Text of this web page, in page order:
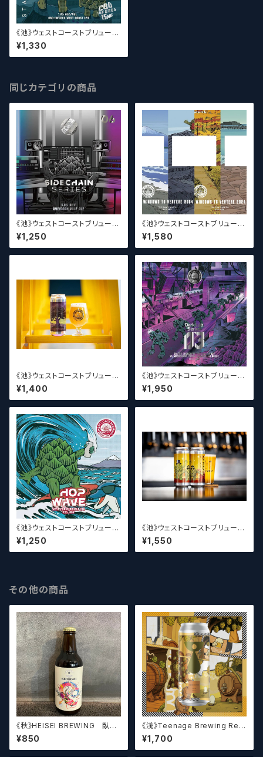
《池》ウェストコーストブリューイ
ング / West Coast ( WCB ) S
tarwatcher CBD【クラフトビー
ル】
¥1,330
同じカテゴリの商品
《池》ウェストコーストブリューイ
ング / West Coast ( WCB ) S
idechain Series 06【クラフト
ビール】
¥1,250
《池》ウェストコーストブリューイ
ング / West Coast ( WCB )
Windows to VERTERE 202
4【クラフトビール】
¥1,580
《池》ウェストコーストブリューイ
ング / West Coast ( WCB ) T
he Lupulin Tree【クラフトビー
ル】
¥1,400
《池》ウェストコーストブリューイ
ング / West Coast ( WCB ) D
ark Lab Series 03【クラフト
ビール】
¥1,950
《池》ウェストコーストブリューイ
ング / West Coast ( WCB ) H
op Wave【クラフトビール】
¥1,250
《池》ウェストコーストブリューイ
ング / West Coast ( WCB )
MONONOKE DANCE【クラフ
トビール】
¥1,550
その他の商品
《秋》HEISEI BREWING 臥龍
長生(がりゅうちょうせい)アメリ
カンペールエール【クラフトビー
ル】
¥850
《浅》Teenage Brewing Res
urrection // レザレクション【ク
ラフトビール】
¥1,700